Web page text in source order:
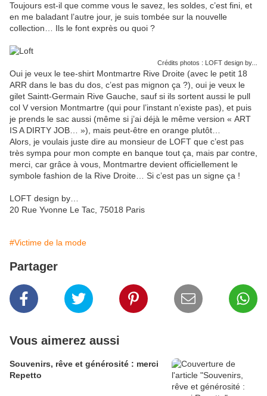
Toujours est-il que comme vous le savez, les soldes, c’est fini, et
en me baladant l’autre jour, je suis tombée sur la nouvelle
collection… Ils le font exprès ou quoi ?
Crédits photos : LOFT design by..
Oui je veux le tee-shirt Montmartre Rive Droite (avec le petit 18
ARR dans le bas du dos, c’est pas mignon ça ?), oui je veux le
gilet Saintt-Germain Rive Gauche, sauf si ils sortent aussi le pull
col V version Montmartre (qui pour l’instant n’existe pas), et puis
je prends le sac aussi (même si j’ai déjà le même version « ART
IS A DIRTY JOB… »), mais peut-être en orange plutôt…
Alors, je voulais juste dire au monsieur de LOFT que c’est pas
très sympa pour mon compte en banque tout ça, mais par contre,
merci, car grâce à vous, Montmartre devient officiellement le
symbole fashion de la Rive Droite… Si c’est pas un signe ça !
LOFT design by…
20 Rue Yvonne Le Tac, 75018 Paris
#Victime de la mode
Partager
Vous aimerez aussi
Souvenirs, rêve et générosité : merci
Repetto